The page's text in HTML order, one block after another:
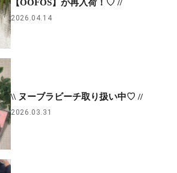
【OOFOS】が再入荷！♡ //
2026.04.14
\\ ヌーブラビーチ取り扱い中♡ //
2026.03.31